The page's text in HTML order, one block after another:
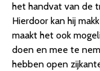
het handvat van de
Hierdoor kan hij
maakt het ook
doen en mee te
hebben open